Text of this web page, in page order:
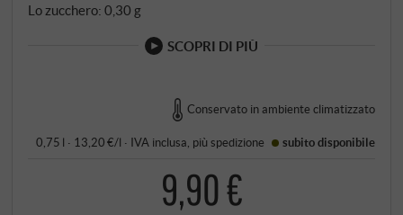
Lo zucchero: 0,30 g
SCOPRI DI PIÙ
Conservato in ambiente climatizzato
0,75 l · 13,20 €/l · IVA inclusa , piùspedizione subito disponibile
9,90 €